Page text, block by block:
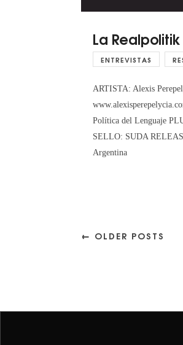
La Realpolitik
ENTREVISTAS
ARTISTA: Alexis
Política del Lenguaje
SELLO: SUDA
Argentina
← OLDER POSTS